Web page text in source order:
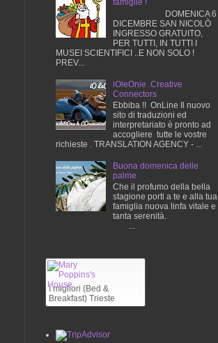
famiglie !
DOMENICA 6
DICEMBRE SAN NICOLÒ
INGRESSO GRATUITO,
PER TUTTI, IN TUTTI I
MUSEI SCIENTIFICI ..E NON SOLO !
PREV...
iOleOnie .Creative
Connectors
Ebbiba !! OnLine Il nuovo
sito di traduzioni ed
interpretariato è pronto ad
accogliere tutte le vostre
richieste . TRANSLATION AGENCY - ...
Buona domenica delle
palme
Che il profumo della bella
stagione porti a te e alla tua
famiglia nuova linfa vitale e
tanta serenità.
...
I migliori (Bed &
Breakfast) Trieste